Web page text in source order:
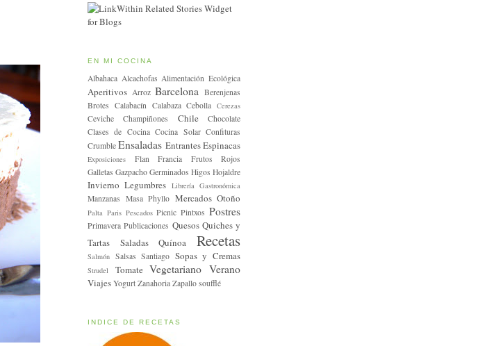
EN MI COCINA
Albahaca Alcachofas Alimentación Ecológica
Aperitivos Arroz Barcelona
Berenjenas
Brotes Calabacín Calabaza Cebolla Cerezas
Ceviche Champiñones Chile
Chocolate
Clases de Cocina Cocina Solar Confituras
Crumble Ensaladas EntrantesEspinacas
Exposiciones Flan Francia
Frutos Rojos
Galletas Gazpacho Germinados Higos Hojaldre
Invierno Legumbres Librería Gastronómica
Manzanas Masa Phyllo Mercados Otoño
Palta Paris Pescados Picnic Pintxos Postres
Primavera Publicaciones Quesos Quiches y
Tartas Saladas
Quínoa Recetas
Salmón Salsas Santiago Sopas y Cremas
Strudel Tomate Vegetariano Verano
Viajes Yogurt Zanahoria Zapallo soufflé
INDICE DE RECETAS